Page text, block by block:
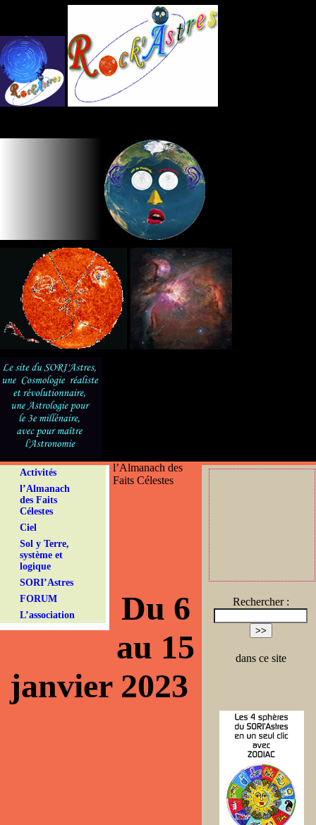
Activités
l’Almanach
des Faits
Célestes
Ciel
Sol y Terre,
système et
logique
SORI’Astres
FORUM
L’association
Rechercher :
dans ce site
l’Almanach des
Faits Célestes
Du 6
au 15
janvier 2023
Panneau de gestion des cookies